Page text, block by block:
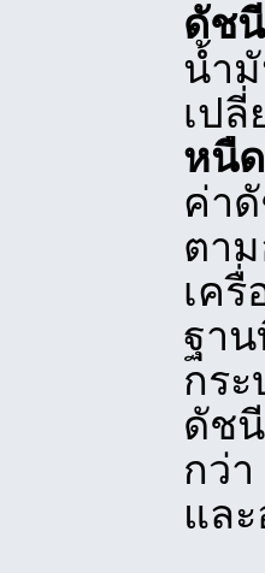
ดัช
น้ำ
เป
หนื
ค่า
ตา
เค
ฐา
กร
ดัช
กว่
แล